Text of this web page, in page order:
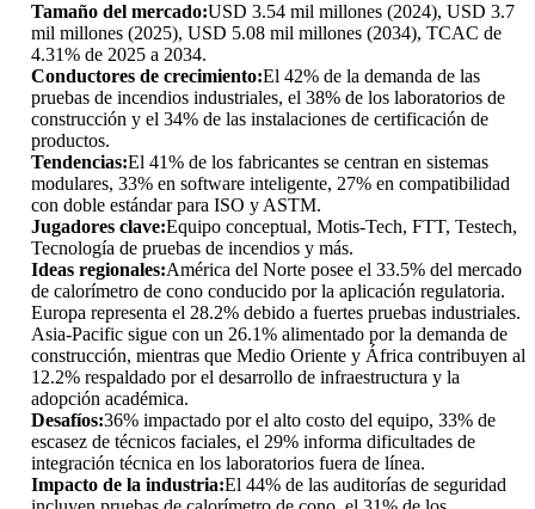
Tamaño del mercado:USD 3.54 mil millones (2024), USD 3.7
mil millones (2025), USD 5.08 mil millones (2034), TCAC de
4.31% de 2025 a 2034.
Conductores de crecimiento:El 42% de la demanda de las
pruebas de incendios industriales, el 38% de los laboratorios de
construcción y el 34% de las instalaciones de certificación de
productos.
Tendencias:El 41% de los fabricantes se centran en sistemas
modulares, 33% en software inteligente, 27% en compatibilidad
con doble estándar para ISO y ASTM.
Jugadores clave:Equipo conceptual, Motis-Tech, FTT, Testech,
Tecnología de pruebas de incendios y más.
Ideas regionales:América del Norte posee el 33.5% del mercado
de calorímetro de cono conducido por la aplicación regulatoria.
Europa representa el 28.2% debido a fuertes pruebas industriales.
Asia-Pacific sigue con un 26.1% alimentado por la demanda de
construcción, mientras que Medio Oriente y África contribuyen al
12.2% respaldado por el desarrollo de infraestructura y la
adopción académica.
Desafíos:36% impactado por el alto costo del equipo, 33% de
escasez de técnicos faciales, el 29% informa dificultades de
integración técnica en los laboratorios fuera de línea.
Impacto de la industria:El 44% de las auditorías de seguridad